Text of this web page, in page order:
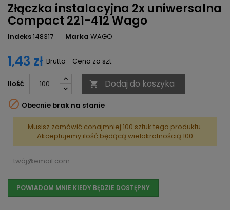
Złączka instalacyjna 2x uniwersalna
Compact 221-412 Wago
Indeks148317 Marka WAGO
1,43 zł Brutto - Cena za szt.
Ilość  Dodaj do koszyka
 Obecnie brak na stanie
Musisz zamówić conajmniej:100 sztuk tego produktu.
Akceptujemy ilość będącą wielokrotnością 100
POWIADOM MNIE KIEDY BĘDZIE DOSTĘPNY